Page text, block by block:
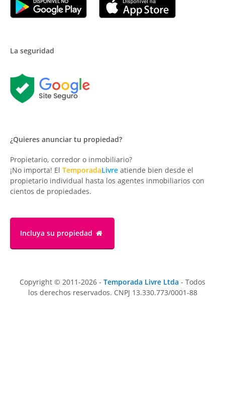
La seguridad
¿Quieres anunciar tu propiedad?
Propietario, corredor o inmobiliario?
¡No importa! El TemporadaLivre atiende bien desde el
propietario individual hasta los agentes inmobiliarios con
cientos de propiedades.
Incluya su propiedad
Copyright © 2011-2026 - Temporada Livre Ltda - Todos
los derechos reservados. CNPJ 13.330.773/0001-88